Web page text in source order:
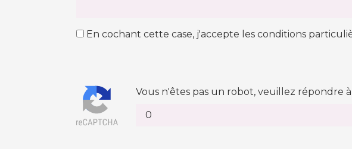
En cochant cette case, j'accepte les conditions
Vous n'êtes pas un robot, veuillez répondre